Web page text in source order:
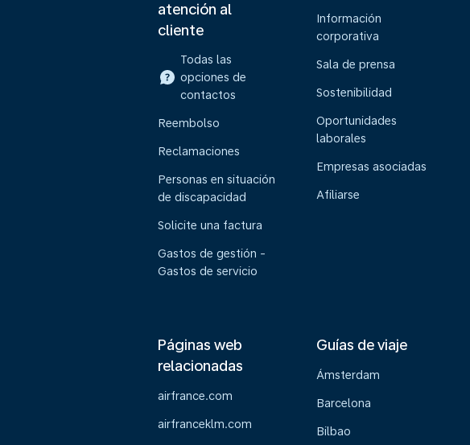
atención al
cliente
Todas las
opciones de
contactos
Reembolso
Reclamaciones
Personas en situación
de discapacidad
Solicite una factura
Gastos de gestión -
Gastos de servicio
Información
corporativa
Sala de prensa
Sostenibilidad
Oportunidades
laborales
Empresas asociadas
Afiliarse
Páginas web
relacionadas
airfrance.com
airfranceklm.com
Guías de viaje
Ámsterdam
Barcelona
Bilbao